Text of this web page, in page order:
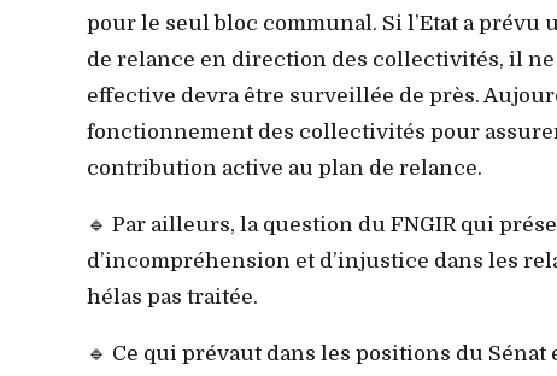
pour le seul bloc communal. Si l’Etat a
de relance en direction des collectivités, il
effective devra être surveillée de près.
fonctionnement des collectivités pour
contribution active au plan de relance.
🔹 Par ailleurs, la question du FNGIR qui
d’incompréhension et d’injustice dans les
hélas pas traitée.
🔹 Ce qui prévaut dans les positions du